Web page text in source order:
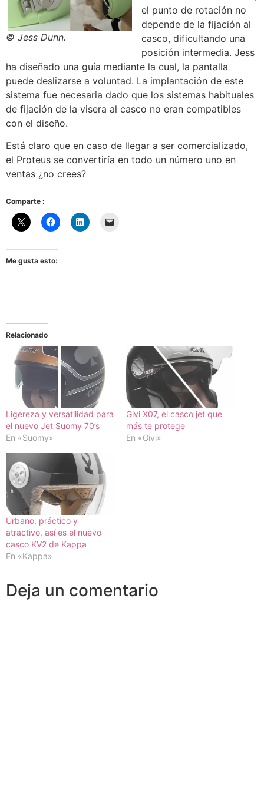
© Jess Dunn.
el punto de rotación no
depende de la fijación al
casco, dificultando una
posición intermedia. Jess
ha diseñado una guía mediante la cual, la pantalla
puede deslizarse a voluntad. La implantación de este
sistema fue necesaria dado que los sistemas habituales
de fijación de la visera al casco no eran compatibles
con el diseño.
Está claro que en caso de llegar a ser comercializado,
el Proteus se convertiría en todo un número uno en
ventas ¿no crees?
Comparte :
Me gusta esto:
Relacionado
Ligereza y versatilidad para
el nuevo Jet Suomy 70’s
En «Suomy»
Givi X07, el casco jet que
más te protege
En «Givi»
Urbano, práctico y
atractivo, así es el nuevo
casco KV2 de Kappa
En «Kappa»
Deja un comentario